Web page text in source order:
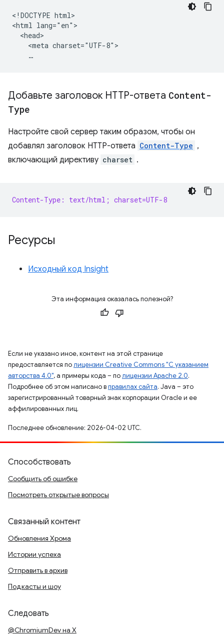
<!DOCTYPE html>
<html lang="en">
  <head>
    <meta charset="UTF-8">
Добавьте заголовок HTTP-ответа Content-
Type
Настройте свой сервер таким образом, чтобы он
добавлял заголовок HTTP-ответа Content-Type ,
включающий директиву charset .
Content-Type: text/html; charset=UTF-8
Ресурсы
Исходный код Insight
Эта информация оказалась полезной?
Если не указано иное, контент на этой странице
предоставляется полицензии Creative Commons "С указанием
авторства 4.0", а примеры кода – полицензии Apache 2.0.
Подробнее об этом написано вправилах сайта. Java – это
зарегистрированный товарный знак корпорации Oracle и ее
аффилированных лиц.
Последнее обновление: 2026-04-02 UTC.
Способствовать
Сообщить об ошибке
Посмотреть открытые вопросы
Связанный контент
Обновления Хрома
Истории успеха
Отправить в архив
Подкасты и шоу
Следовать
@ChromiumDev на X